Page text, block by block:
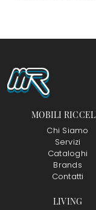
MOBILI
Chi Siamo
Servizi
Cataloghi
Brands
Contatti
LIVING